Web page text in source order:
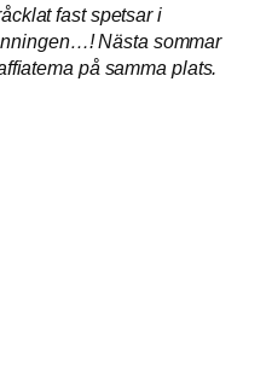
fast spetsar i
Nästa sommar
på samma plats.